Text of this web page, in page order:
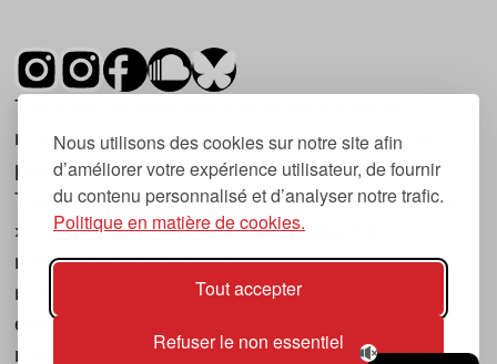
Nous utilisons des cookies sur notre site afin
d’améliorer votre expérience utilisateur, de fournir
du contenu personnalisé et d’analyser notre trafic.
Politique en matière de cookies.
Tout accepter
Refuser le non essentiel
Tsugi est un mensuel indépendant sur la
musique et les nouvelles tendances, dont la
première parution date de 2007.
Tsugi en japonais signifie « prochain », « suivant
», ce qui correspond à la thématique du
magazine, à l’affût des nouvelles tendances
musicales, qu’elles viennent de la musique
électronique, du rock ou du hip hop, et des
nouveaux phénomènes de société liés à la